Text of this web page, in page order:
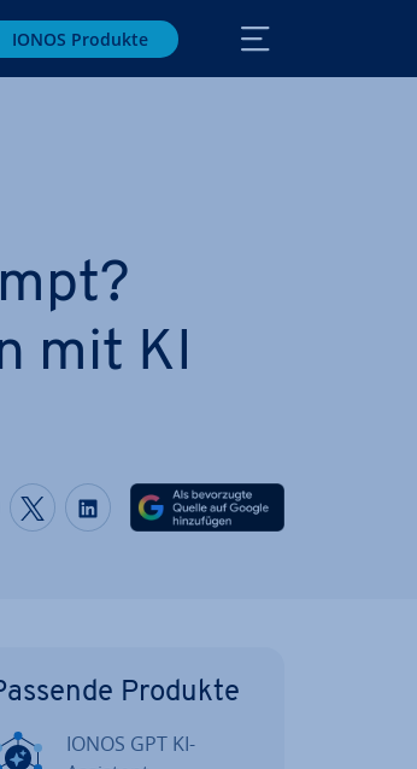
IONOS Produkte
mit KI
Facebook teilen
Auf Twitter teilen
Auf LinkedIn teilen
Produkte
IONOS GPT KI-